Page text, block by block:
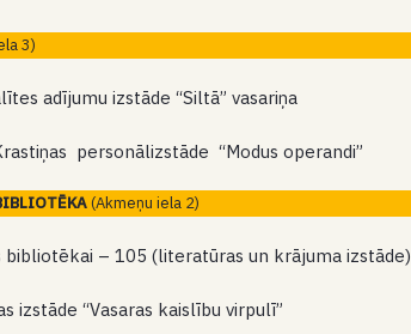
3)
adījumu izstāde “Siltā” vasariņa
personālizstāde “Modus operandi”
(Akmeņu iela 2)
bibliotēkai – 105 (literatūras un krājuma izstāde)
izstāde “Vasaras kaislību virpulī”